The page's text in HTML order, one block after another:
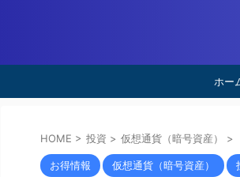
ホー
HOME > 投資 > 仮想通貨（暗号資産） >
お得情報 仮想通貨（暗号資産）